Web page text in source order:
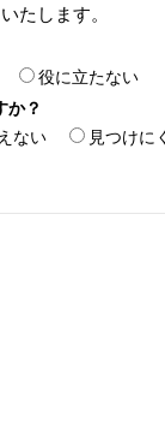
たします。
役に立たない
か？
ない 見つけに